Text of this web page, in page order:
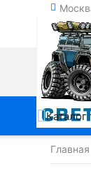
Обмен
Каталог
Главная